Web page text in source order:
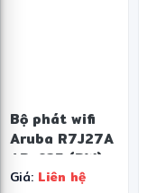
Bộ phát wifi
Aruba R7J27A
AP-635 (RW)
Unified AP
Giá: Liên hệ